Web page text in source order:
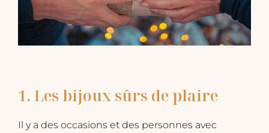
1. Les bijoux sûrs de plaire
Il y a des occasions et des personnes avec